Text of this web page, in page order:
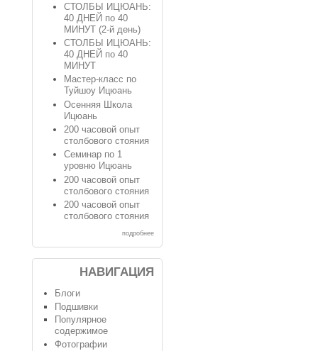
СТОЛБЫ ИЦЮАНЬ:
40 ДНЕЙ по 40
МИНУТ (2-й день)
СТОЛБЫ ИЦЮАНЬ:
40 ДНЕЙ по 40
МИНУТ
Мастер-класс по
Туйшоу Ицюань
Осенняя Школа
Ицюань
200 часовой опыт
столбового стояния
Семинар по 1
уровню Ицюань
200 часовой опыт
столбового стояния
200 часовой опыт
столбового стояния
подробнее
НАВИГАЦИЯ
Блоги
Подшивки
Популярное
содержимое
Фотографии